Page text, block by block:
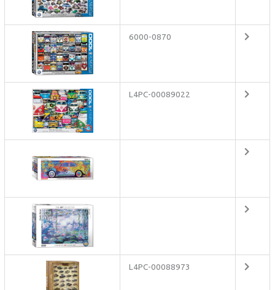
6000-0870
L4PC-00089022
L4PC-00088973